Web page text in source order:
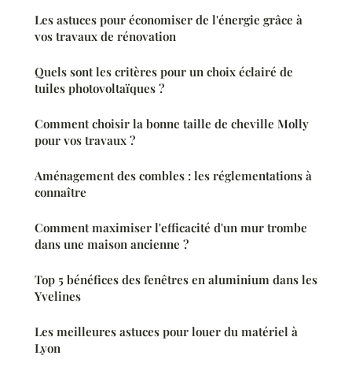
Les astuces pour économiser de l'énergie grâce à
vos travaux de rénovation
Quels sont les critères pour un choix éclairé de
tuiles photovoltaïques ?
Comment choisir la bonne taille de cheville Molly
pour vos travaux ?
Aménagement des combles : les réglementations à
connaître
Comment maximiser l'efficacité d'un mur trombe
dans une maison ancienne ?
Top 5 bénéfices des fenêtres en aluminium dans les
Yvelines
Les meilleures astuces pour louer du matériel à
Lyon